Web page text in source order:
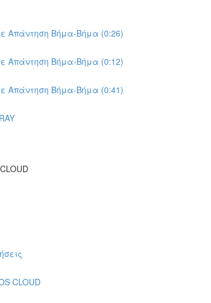
Απάντηση Βήμα-Βήμα (0:26)
Απάντηση Βήμα-Βήμα (0:12)
Απάντηση Βήμα-Βήμα (0:41)
CLOUD